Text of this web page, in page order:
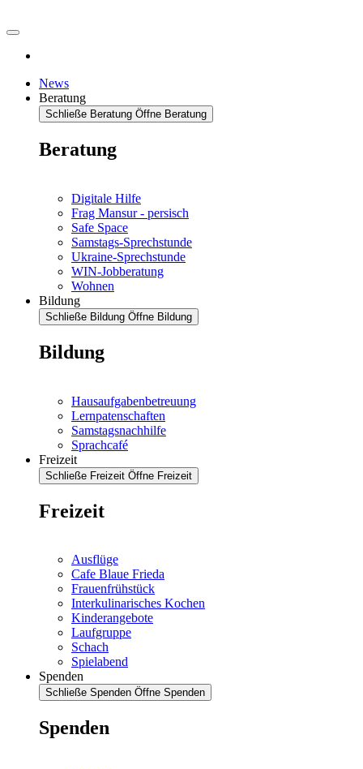
News
Beratung
Schließe Beratung Öffne Beratung
Beratung
Digitale Hilfe
Frag Mansur - persisch
Safe Space
Samstags-Sprechstunde
Ukraine-Sprechstunde
WIN-Jobberatung
Wohnen
Bildung
Schließe Bildung Öffne Bildung
Bildung
Hausaufgabenbetreuung
Lernpatenschaften
Samstagsnachhilfe
Sprachcafé
Freizeit
Schließe Freizeit Öffne Freizeit
Freizeit
Ausflüge
Cafe Blaue Frieda
Frauenfrühstück
Interkulinarisches Kochen
Kinderangebote
Laufgruppe
Schach
Spielabend
Spenden
Schließe Spenden Öffne Spenden
Spenden